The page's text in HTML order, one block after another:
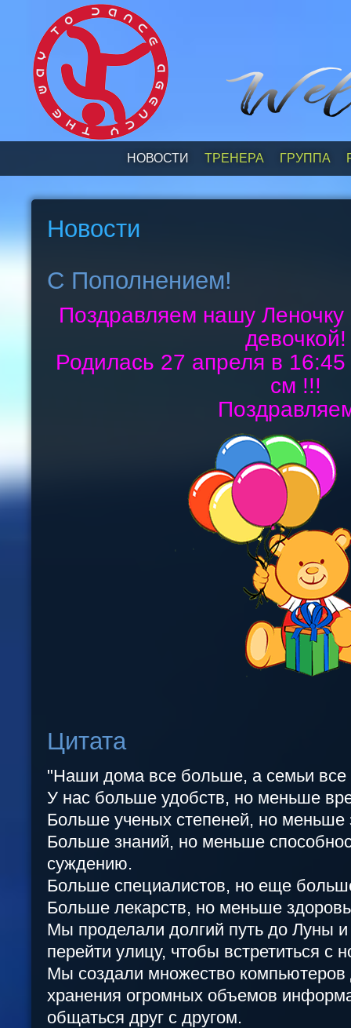
НОВОСТИ ТРЕНЕРА ГРУППА
Новости
С Пополнением!
Поздравляем нашу
девочкой!
Родилась 27 апреля в
см !!!
Цитата
"Наши дома все больше, а семьи
У нас больше удобств, но меньше
Больше ученых степеней, но меньше
Больше знаний, но меньше
суждению.
Больше специалистов, но еще
Больше лекарств, но меньше
Мы проделали долгий путь до Луны
перейти улицу, чтобы встретиться с
Мы создали множество компьютеров
хранения огромных объемов
общаться друг с другом.